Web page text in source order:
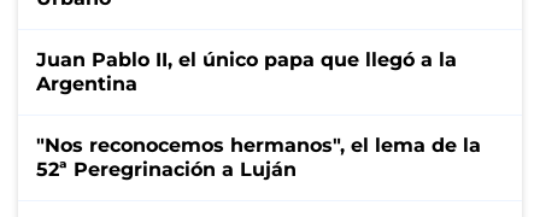
Juan Pablo II, el único papa que llegó a la
Argentina
"Nos reconocemos hermanos", el lema de la
52ª Peregrinación a Luján